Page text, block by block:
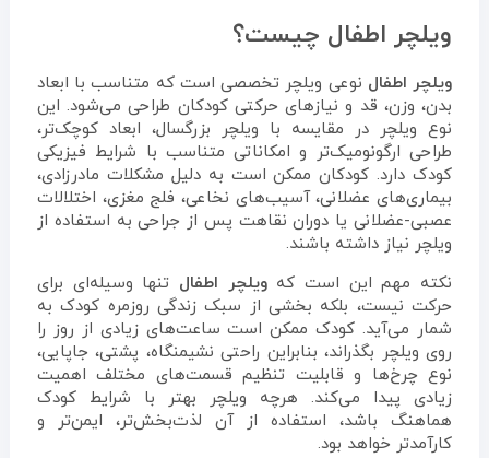
ویلچر اطفال چیست؟
ویلچر اطفال نوعی ویلچر تخصصی است که متناسب با ابعاد
بدن، وزن، قد و نیازهای حرکتی کودکان طراحی می‌شود. این
نوع ویلچر در مقایسه با ویلچر بزرگسال، ابعاد کوچک‌تر،
طراحی ارگونومیک‌تر و امکاناتی متناسب با شرایط فیزیکی
کودک دارد. کودکان ممکن است به دلیل مشکلات مادرزادی،
بیماری‌های عضلانی، آسیب‌های نخاعی، فلج مغزی، اختلالات
عصبی-عضلانی یا دوران نقاهت پس از جراحی به استفاده از
ویلچر نیاز داشته باشند.
نکته مهم این است کهویلچر اطفال تنها وسیله‌ای برای
حرکت نیست، بلکه بخشی از سبک زندگی روزمره کودک به
شمار می‌آید. کودک ممکن است ساعت‌های زیادی از روز را
روی ویلچر بگذراند، بنابراین راحتی نشیمنگاه، پشتی، جاپایی،
نوع چرخ‌ها و قابلیت تنظیم قسمت‌های مختلف اهمیت
زیادی پیدا می‌کند. هرچه ویلچر بهتر با شرایط کودک
هماهنگ باشد، استفاده از آن لذت‌بخش‌تر، ایمن‌تر و
کارآمدتر خواهد بود.